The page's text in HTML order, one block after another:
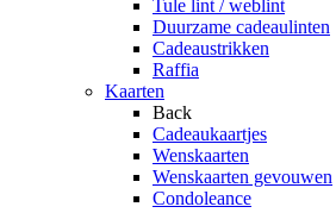
Tule lint / weblint
Duurzame cadeaulinten
Cadeaustrikken
Raffia
Kaarten
Back
Cadeaukaartjes
Wenskaarten
Wenskaarten gevouwen
Condoleance